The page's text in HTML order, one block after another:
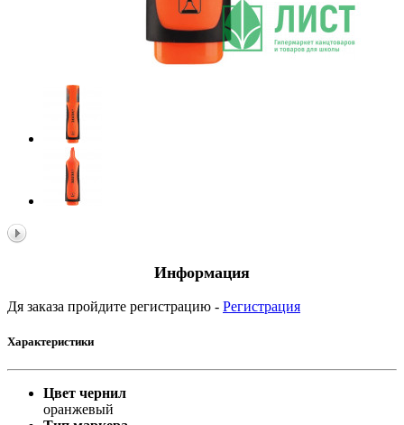
Информация
Дя заказа пройдите регистрацию - Регистрация
Характеристики
Цвет чернил
оранжевый